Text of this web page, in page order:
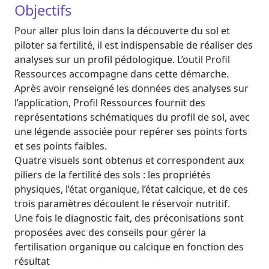
Objectifs
Pour aller plus loin dans la découverte du sol et
piloter sa fertilité, il est indispensable de réaliser des
analyses sur un profil pédologique. L’outil Profil
Ressources accompagne dans cette démarche.
Après avoir renseigné les données des analyses sur
l’application, Profil Ressources fournit des
représentations schématiques du profil de sol, avec
une légende associée pour repérer ses points forts
et ses points faibles.
Quatre visuels sont obtenus et correspondent aux
piliers de la fertilité des sols : les propriétés
physiques, l’état organique, l’état calcique, et de ces
trois paramètres découlent le réservoir nutritif.
Une fois le diagnostic fait, des préconisations sont
proposées avec des conseils pour gérer la
fertilisation organique ou calcique en fonction des
résultat